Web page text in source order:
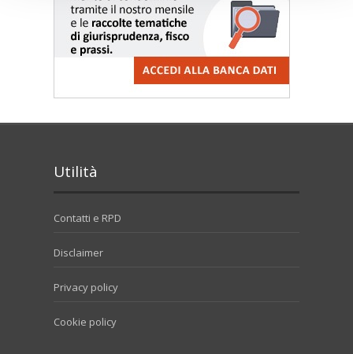
Utilità
Contatti e RPD
Disclaimer
Privacy policy
Cookie policy